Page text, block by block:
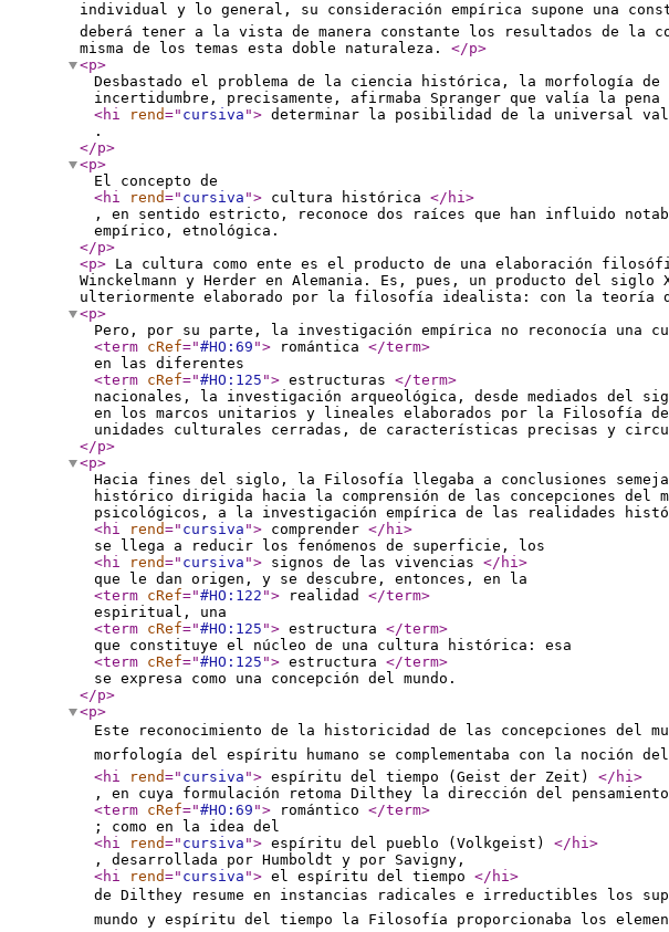
individual y lo general, su consideración empírica supone una
deberá tener a la vista de manera constante los resultados de la
misma de los temas esta doble naturaleza. </p>
<p>
Desbastado el problema de la ciencia histórica, la morfología
incertidumbre, precisamente, afirmaba Spranger que valía la
<hi
rend=" cursiva "> determinar la posibilidad de la universal
.
</p>
<p>
El concepto de
<hi
rend=" cursiva "> cultura histórica </hi>
, en sentido estricto, reconoce dos raíces que han influido
empírico, etnológica.
</p>
<p> La cultura como ente es el producto de una elaboración
Winckelmann y Herder en Alemania. Es, pues, un producto del
ulteriormente elaborado por la filosofía idealista: con la teoría
<p>
Pero, por su parte, la investigación empírica no reconocía
<term cRef="#HO:69 "> romántica </term>
en las diferentes
<term cRef="#HO:125 "> estructuras </term>
nacionales, la investigación arqueológica, desde mediados del
en los marcos unitarios y lineales elaborados por la Filosofía
unidades culturales cerradas, de características precisas y
</p>
<p>
Hacia fines del siglo, la Filosofía llegaba a conclusiones
histórico dirigida hacia la comprensión de las concepciones del
psicológicos, a la investigación empírica de las realidades
<hi
rend=" cursiva "> comprender </hi>
se llega a reducir los fenómenos de superficie, los
<hi
rend=" cursiva "> signos de las vivencias </hi>
que le dan origen, y se descubre, entonces, en la
<term cRef="#HO:122 "> realidad </term>
espiritual, una
<term cRef="#HO:125 "> estructura </term>
que constituye el núcleo de una cultura histórica: esa
<term cRef="#HO:125 "> estructura </term>
se expresa como una concepción del mundo.
</p>
<p>
Este reconocimiento de la historicidad de las concepciones del
morfología del espíritu humano se complementaba con la noción del
<hi
rend=" cursiva "> espíritu del tiempo (Geist der Zeit) </hi>
, en cuya formulación retoma Dilthey la dirección del
<term cRef="#HO:69 "> romántico </term>
; como en la idea del
<hi
rend=" cursiva "> espíritu del pueblo (Volkgeist) </hi>
, desarrollada por Humboldt y por Savigny,
<hi
rend=" cursiva "> el espíritu del tiempo </hi>
de Dilthey resume en instancias radicales e irreductibles los
mundo y espíritu del tiempo la Filosofía proporcionaba los